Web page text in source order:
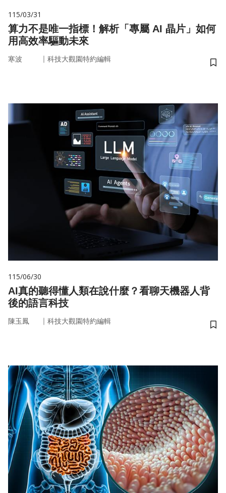
115/03/31
算力不是唯一指標！解析「專屬 AI 晶片」如何
用高效率驅動未來
寒波 ｜ 科技大觀園特約編輯
儲
115/06/30
AI真的聽得懂人類在說什麼？看聊天機器人背
後的語言科技
陳玉鳳 ｜ 科技大觀園特約編輯
儲